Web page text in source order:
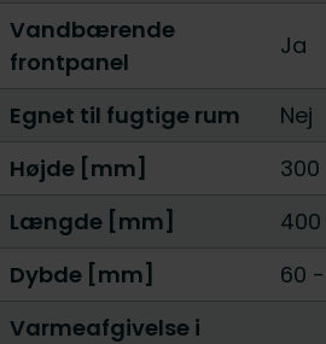
Vandbærende
frontpanel
Ja
Egnet til fugtige rum
Nej
Højde [mm]
300
Længde [mm]
400
Dybde [mm]
60 -
Varmeafgivelse i